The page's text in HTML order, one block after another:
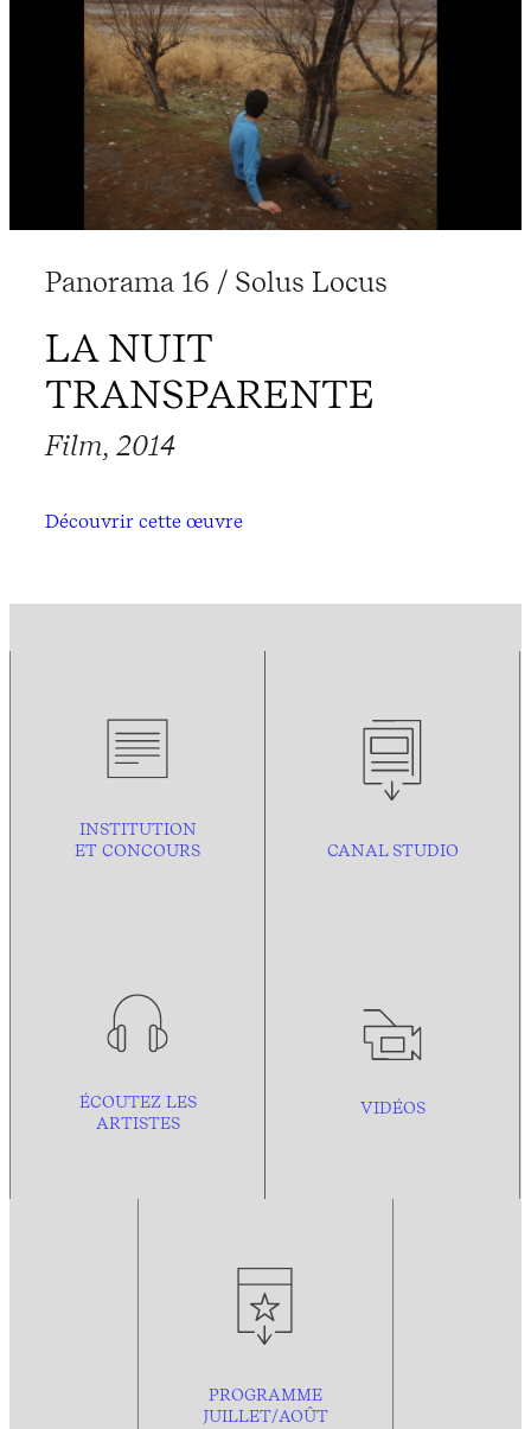
Panorama 16 / Solus Locus
LA NUIT
TRANSPARENTE
Film, 2014
Découvrir cette œuvre
INSTITUTION
ET CONCOURS
CANAL STUDIO
ÉCOUTEZ LES
ARTISTES
VIDÉOS
PROGRAMME
JUILLET/AOÛT